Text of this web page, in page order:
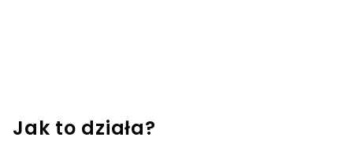
Jak to działa?